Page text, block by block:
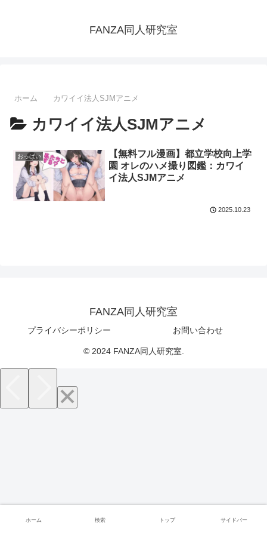
FANZA同人研究室
ホーム カワイイ法人SJMアニメ
カワイイ法人SJMアニメ
おっぱい
【無料フル漫画】都立学校向上学
園 オレのハメ撮り図鑑：カワイ
イ法人SJMアニメ
2025.10.23
FANZA同人研究室
プライバシーポリシー お問い合わせ
© 2024 FANZA同人研究室.
ホーム 検索 トップ サイドバー